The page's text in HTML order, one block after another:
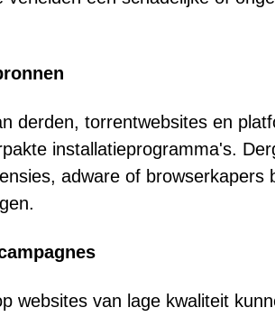
derden, torrentwebsites en
installatieprogramma's.
adware of browserkapers
websites van lage kwaliteit